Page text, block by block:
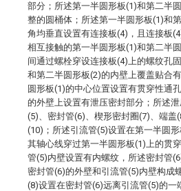
部分；所述第一半圆形板(1)和第二半
整的圆桶体；所述第一半圆形板(1)和
角均垂直设置有连接板(4)，且连接板
相互接触的第一半圆形板(1)和第二半
间通过螺栓穿设连接板(4)上的螺纹孔
和第二半圆形板(2)的内壁上覆盖贴合
圆形板(1)的中心位置设置有贯穿性通
的外壁上设置有泄压密封部分；所述
(5)、密封管(6)、楔形密封圈(7)、端盖
(10)；所述引流管(5)设置在第一半圆
其轴心线穿过第一半圆形板(1)上的贯
管(5)内壁设置有内螺纹，所述密封管
密封管(6)的外壁和引流管(5)内壁构成
(8)设置在密封管(6)远离引流管(5)的一